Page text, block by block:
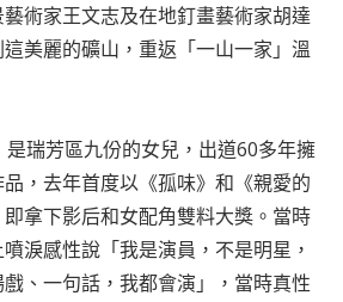
術家王文志及在地釘畫藝術家胡達
美麗的礦山，重返「一山一家」溫
瑞芳區九份的女兒，出道60多年擁
，去年首度以《孤味》和《親愛的
拿下影后和女配角雙料大獎。當時
淚感性說「我是演員，不是明星，
、一句話，我都會演」，當時真性